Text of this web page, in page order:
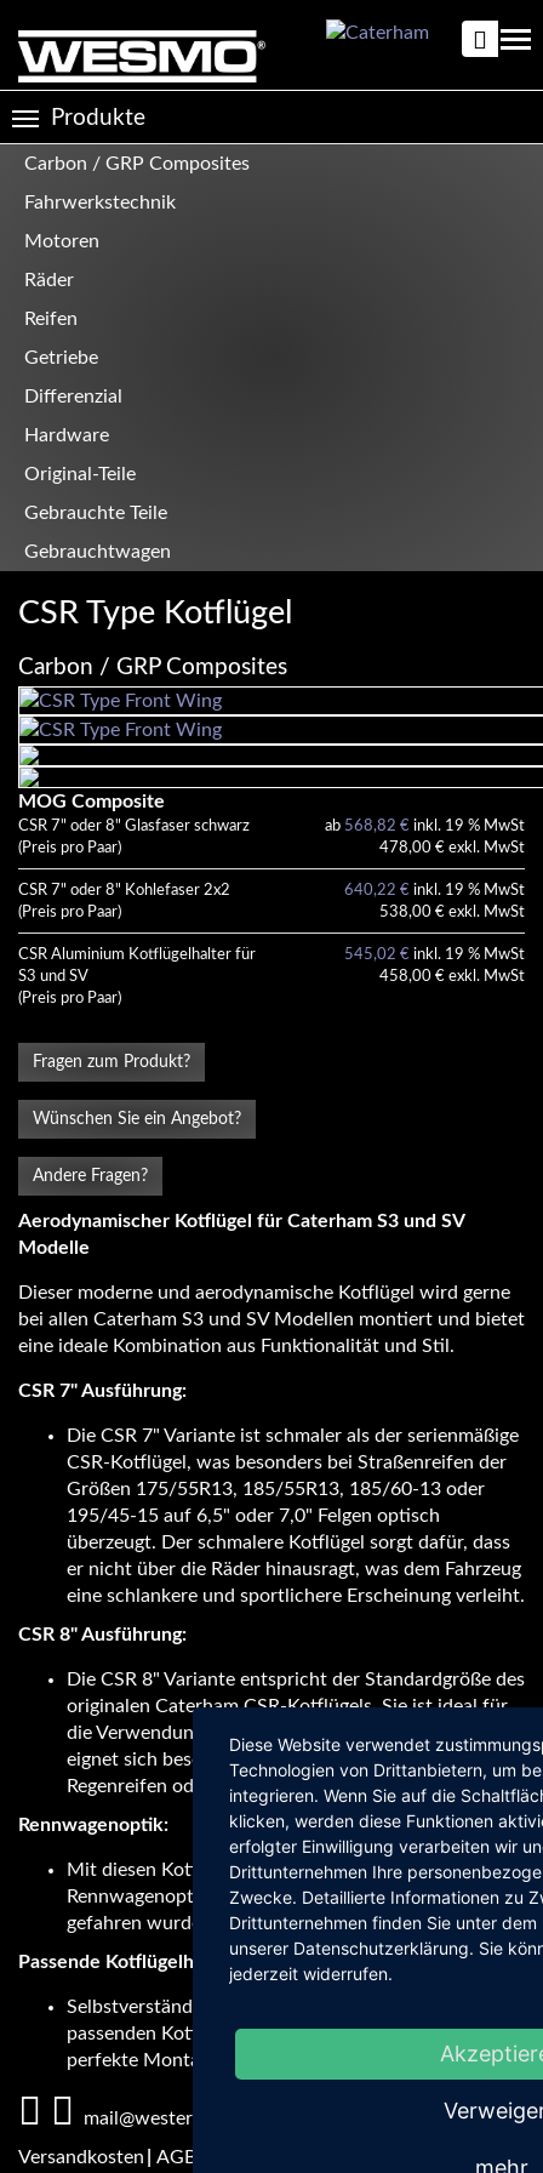
zum
Inhalt
Toggle
navigation
Produkte
Produktkategorien
Carbon / GRP Composites
Fahrwerkstechnik
Motoren
Räder
Reifen
Getriebe
Differenzial
Hardware
Original-Teile
Gebrauchte Teile
Gebrauchtwagen
CSR Type Kotflügel
Carbon / GRP Composites
MOG Composite
CSR 7" oder 8" Glasfaser schwarz
(Preis pro Paar)
ab 568,82 € inkl. 19 % MwSt
478,00 € exkl. MwSt
CSR 7" oder 8" Kohlefaser 2x2
(Preis pro Paar)
640,22 € inkl. 19 % MwSt
538,00 € exkl. MwSt
CSR Aluminium Kotflügelhalter für
S3 und SV
(Preis pro Paar)
545,02 € inkl. 19 % MwSt
458,00 € exkl. MwSt
Fragen zum Produkt?
Wünschen Sie ein Angebot?
Andere Fragen?
Aerodynamischer Kotflügel für Caterham S3 und SV
Modelle
Dieser moderne und aerodynamische Kotflügel wird gerne
bei allen Caterham S3 und SV Modellen montiert und bietet
eine ideale Kombination aus Funktionalität und Stil.
CSR 7" Ausführung:
Die CSR 7" Variante ist schmaler als der serienmäßige
CSR-Kotflügel, was besonders bei Straßenreifen der
Größen 175/55R13, 185/55R13, 185/60-13 oder
195/45-15 auf 6,5" oder 7,0" Felgen optisch
überzeugt. Der schmalere Kotflügel sorgt dafür, dass
er nicht über die Räder hinausragt, was dem Fahrzeug
eine schlankere und sportlichere Erscheinung verleiht.
CSR 8" Ausführung:
Die CSR 8" Variante entspricht der Standardgröße des
originalen Caterham CSR-Kotflügels. Sie ist ideal für
die Verwendung mit unseren 8x13 ET 9 Felgen und
eignet sich besonders für den Einsatz mit Slicks,
Regenreifen oder breiteren Semislicks.
Rennwagenoptik:
Mit diesen Kotflügeln wird eine erstklassige
Rennwagenoptik garantiert, wie sie im Eurocup
gefahren wurde.
Passende Kotflügelhalter:
Selbstverständlich bieten wir Ihnen auch die
passenden Kotflügelhalter als Option an, um eine
perfekte Montage sicherzustellen.
Fußbereichsmenü
mail@westermann-motorsport.com
Versandkosten
AGBs
Diese Website verwendet
Technologien von Drittanbietern, um
integrieren. Wenn Sie auf die
klicken, werden diese Funktionen
erfolgter Einwilligung verarbeiten wir
Drittunternehmen Ihre
Zwecke. Detaillierte Informationen zu
Drittunternehmen finden Sie unter dem
unserer Datenschutzerklärung. Sie
jederzeit widerrufen.
mehr